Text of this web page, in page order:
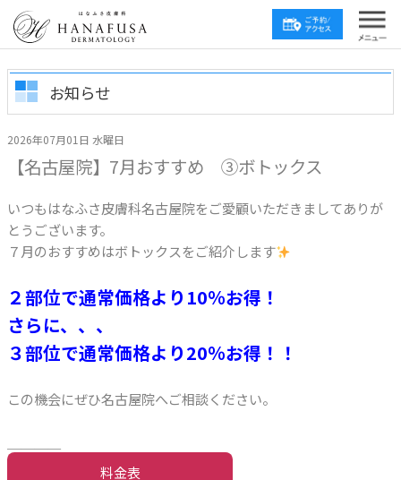
お知らせ
2026年07月01日 水曜日
【名古屋院】7月おすすめ ③ボトックス
いつもはなふさ皮膚科名古屋院をご愛顧いただきましてありが
とうございます。
７月のおすすめはボトックスをご紹介します
２部位で通常価格より10％お得！
さらに、、、
３部位で通常価格より20％お得！！
この機会にぜひ名古屋院へご相談ください。
料金表